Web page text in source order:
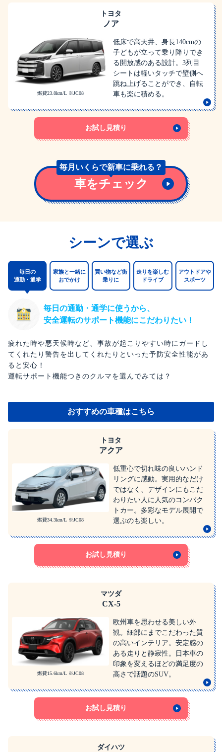
トヨタ
ノア
燃費23.8km/L ※JC08
低床で高天井、身長140cmの
子どもが立って乗り降りでき
る開放感のある設計。3列目
シートは軽いタッチで壁側へ
跳ね上げることができ、自転
車も楽に積める。
お試し見積り
毎月いくらで新車に乗れる？
車をチェック
シーンで選ぶ
毎日の
通勤・通学
家族と一緒に
おでかけ
買い物など街
乗りに
走りを楽しむ
ドライブ
アウトドアや
スポーツ
毎日の通勤・通学に使うから、
安全運転のサポート機能にこだわりたい！
疲れた時や悪天候時など、事故が起こりやすい時にガードし
てくれたり 警告を出してくれたりといった予防安全性能があ
ると安心！
運転サポート機能つきのクルマを選んでみては？
おすすめの車種はこちら
トヨタ
アクア
燃費34.3km/L ※JC08
低重心で切れ味の良いハンド
リングに感動。実用的なだけ
ではなく、デザインにもこだ
わりたい人に人気のコンパク
トカー。多彩なモデル展開で
選ぶのも楽しい。
お試し見積り
マツダ
CX-5
燃費15.6km/L ※JC08
欧州車を思わせる美しい外
観。細部にまでこだわった質
の高いインテリア。安定感の
ある走りと静寂性。日本車の
印象を変えるほどの満足度の
高さで話題のSUV。
お試し見積り
ダイハツ